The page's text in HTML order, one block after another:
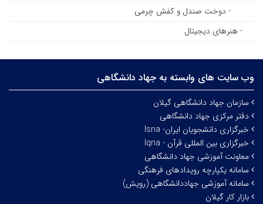
- دوخت صندل و کفش چرمی
- هنرهای دیجیتال
وب سایت های وابسته به جهاد دانشگاهی
سازمان جهاد دانشگاهی گیلان
دفتر مرکزی جهاد دانشگاهی
خبرگزاری دانشجویان ایران- Isna
خبرگزاری بین المللی قرآن - Iqna
معاونت آموزشی جهاد دانشگاهی
سامانه یکپارچه رویدادهای فرهنگی
سامانه آموزشی جهاددانشگاهی (رویش)
بازار کار گیلان